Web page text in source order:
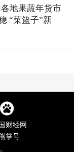
地果蔬年货市
“菜篮子”新
财经网
掌号